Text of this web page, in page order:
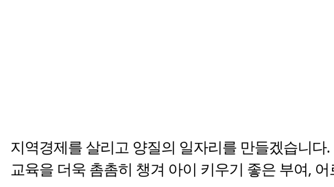
지역경제를 살리고 양질의 일자리를 만들겠습니다
교육을 더욱 촘촘히 챙겨 아이 키우기 좋은 부여,